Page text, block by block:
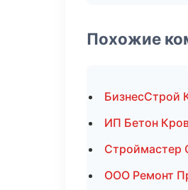
Похожие
БизнесСтрой
ИП Бетон
Строймастер
ООО Ремонт